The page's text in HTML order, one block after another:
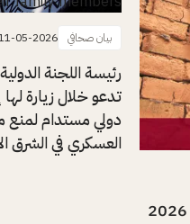
بيان صحافي 05-2026
رئيسة اللجنة
تدعو خلال زيارة لها
دولي مستدام لمنع
العسكري في الشرق